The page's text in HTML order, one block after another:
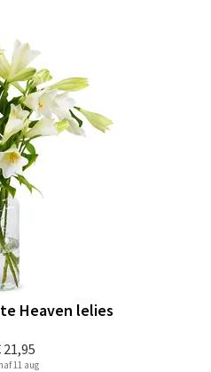
21,95
Heaven lelies
11 aug